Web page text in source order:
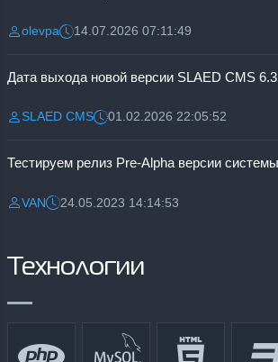
Разместил:
olevpaДата:14.07.2026 07:11:49
Дата выхода новой версии SLAED CMS 6.3
Разместил:
SLAED CMSДата:01.02.2026 22:05:52
Разместил:
VANДата:24.05.2023 14:14:53
Технологии